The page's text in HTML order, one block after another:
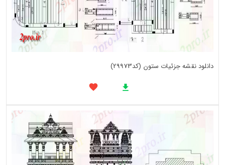
دانلود نقشه جزئیات ستون (کد29973)